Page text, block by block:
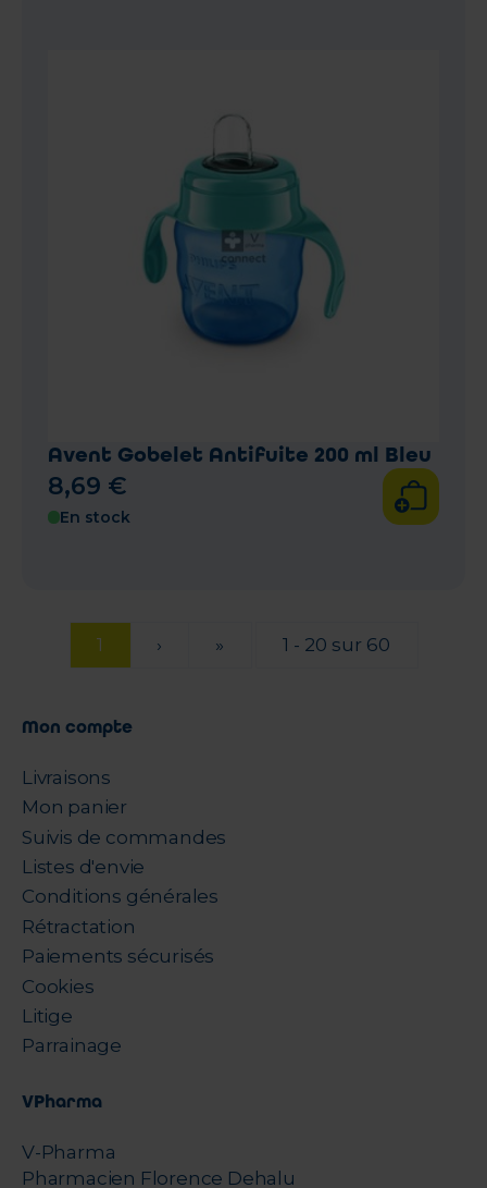
Avent Gobelet Antifuite 200 ml Bleu
8,69 €
En stock
1 › » 1 - 20 sur 60
Mon compte
Livraisons
Mon panier
Suivis de commandes
Listes d'envie
Conditions générales
Rétractation
Paiements sécurisés
Cookies
Litige
Parrainage
VPharma
V-Pharma
Pharmacien Florence Dehalu